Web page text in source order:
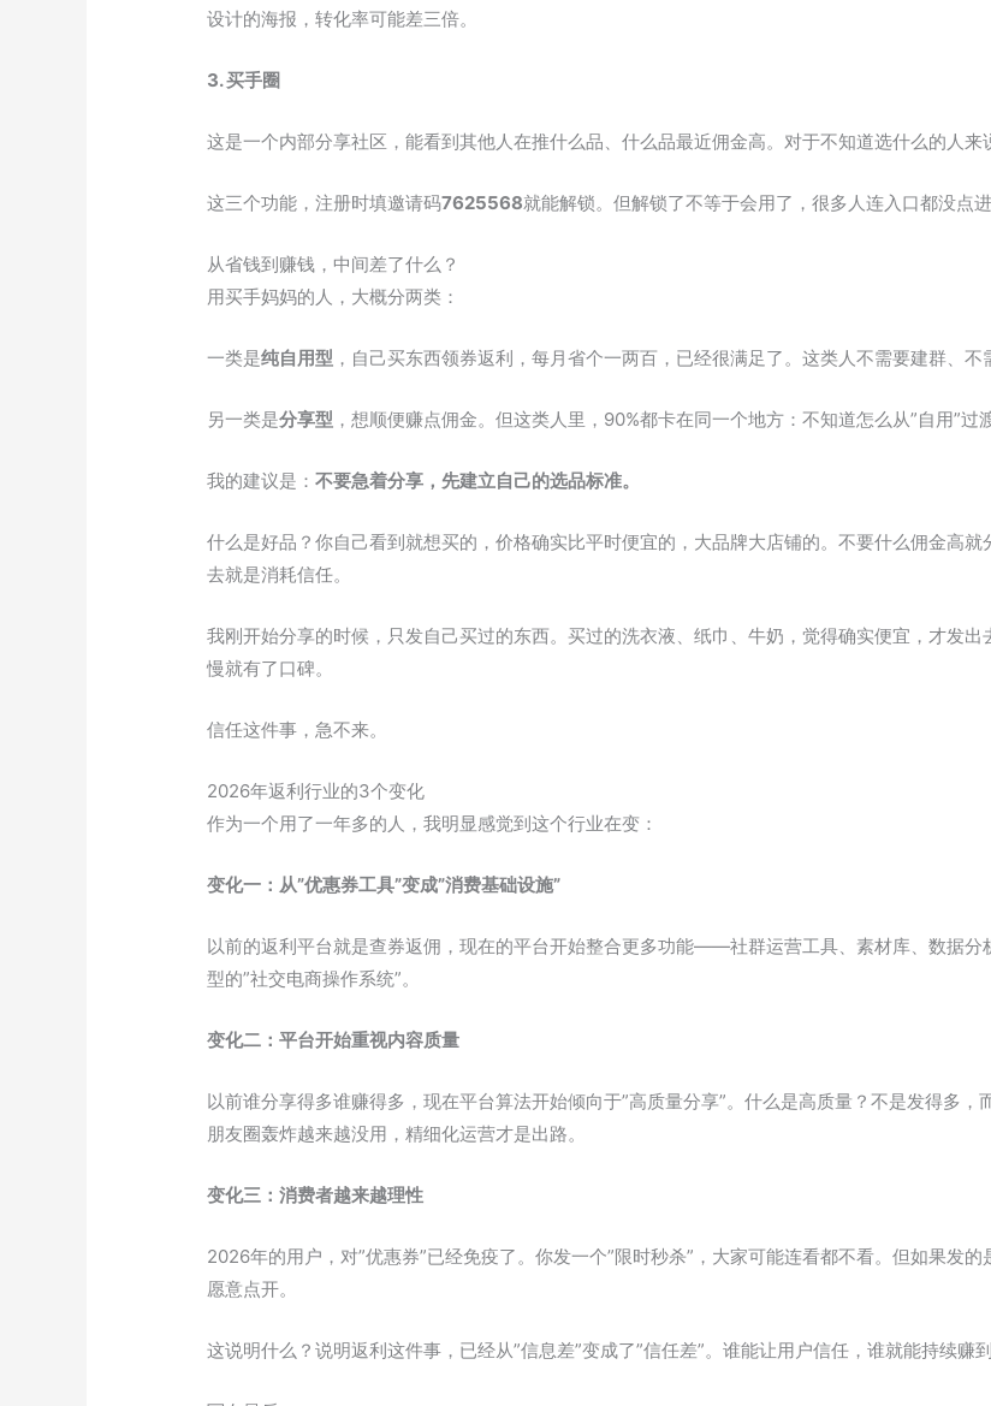
设计的海报，转化率可能差三倍。
3. 买手圈
这是一个内部分享社区，能看到其他人在推什么品、什么品最近佣金高。对于不知道选什么的人来
这三个功能，注册时填邀请码7625568就能解锁。但解锁了不等于会用了，很多人连入口都没点进
从省钱到赚钱，中间差了什么？
用买手妈妈的人，大概分两类：
一类是纯自用型 ，自己买东西领券返利，每月省个一两百，已经很满足了。这类人不需要建群、不
另一类是分享型 ，想顺便赚点佣金。但这类人里，90%都卡在同一个地方：不知道怎么从”自用”过渡
我的建议是：不要急着分享，先建立自己的选品标准。
什么是好品？你自己看到就想买的，价格确实比平时便宜的，大品牌大店铺的。不要什么佣金高
去就是消耗信任。
我刚开始分享的时候，只发自己买过的东西。买过的洗衣液、纸巾、牛奶，觉得确实便宜，才发
慢就有了口碑。
信任这件事，急不来。
2026年返利行业的3个变化
作为一个用了一年多的人，我明显感觉到这个行业在变：
变化一：从”优惠券工具”变成”消费基础设施”
以前的返利平台就是查券返佣，现在的平台开始整合更多功能——社群运营工具、素材库、数据
型的”社交电商操作系统”。
变化二：平台开始重视内容质量
以前谁分享得多谁赚得多，现在平台算法开始倾向于”高质量分享”。什么是高质量？不是发得多
朋友圈轰炸越来越没用，精细化运营才是出路。
变化三：消费者越来越理性
2026年的用户，对”优惠券”已经免疫了。你发一个”限时秒杀”，大家可能连看都不看。但如果发
愿意点开。
这说明什么？说明返利这件事，已经从”信息差”变成了”信任差”。谁能让用户信任，谁就能持续赚到